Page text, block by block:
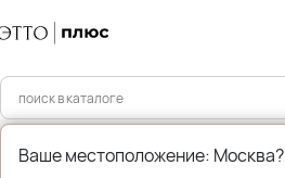
Главная Футболки, майки и топы
Ваше местоположение: Москва?